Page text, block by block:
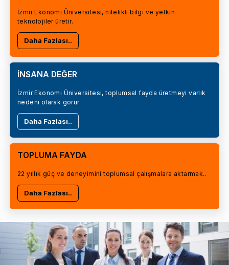
İzmir Ekonomi Üniversitesi, nitelikli bilgi ve yetkin
teknolojiler üretir.
Daha Fazlası..
İNSANA DEĞER
İzmir Ekonomi Üniversitesi, toplumsal fayda üretmeyi varlık
nedeni olarak görür.
Daha Fazlası..
TOPLUMA FAYDA
22 yıllık güç ve deneyimini toplumsal çalışmalara aktarmak..
Daha Fazlası..